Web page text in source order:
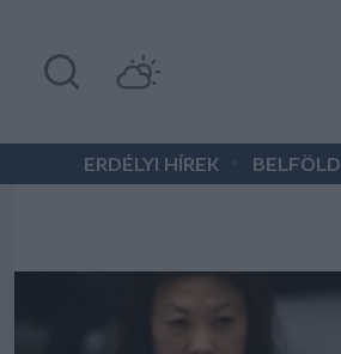
ERDÉLYI HÍREK BELFÖLD